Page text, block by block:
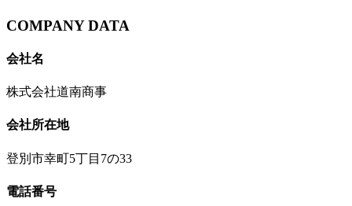
COMPANY DATA
会社名
株式会社道南商事
会社所在地
登別市幸町5丁目7の33
電話番号